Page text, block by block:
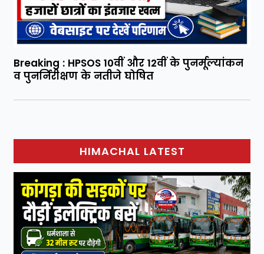
Breaking : HPSOS 10वीं और 12वीं के पुनर्मूल्यांकन
व पुनर्निरीक्षण के नतीजे घोषित
HIMACHAL LATEST